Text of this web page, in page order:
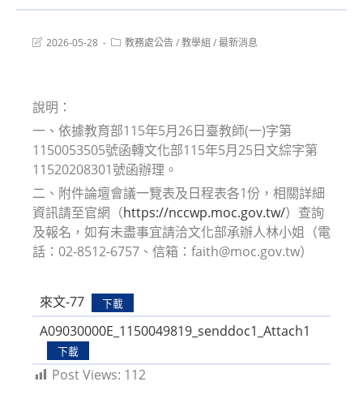
Post2026-05-28
Post教務處公告/教學組 /最新消息
說明：
一、依據教育部115年5月26日臺教師(一)字第
1150053505號函轉文化部115年5月25日文綜字第
11520208301號函辦理。
二、附件論壇會議一覽表及日程表各1份，相關詳細
資訊請至官網（https://nccwp.moc.gov.tw/）查詢
及報名，如有未盡事宜請洽文化部承辦人林小姐（電
話：02-8512-6757、信箱：faith@moc.gov.tw）
來文-77 下載
A09030000E_1150049819_senddoc1_Attach1
下載
Post Views: 112